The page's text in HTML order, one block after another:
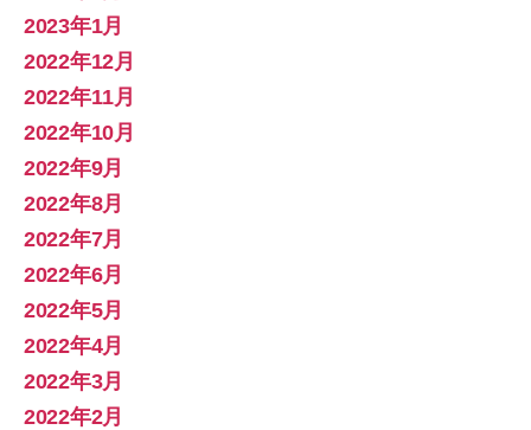
2023年1月
2022年12月
2022年11月
2022年10月
2022年9月
2022年8月
2022年7月
2022年6月
2022年5月
2022年4月
2022年3月
2022年2月